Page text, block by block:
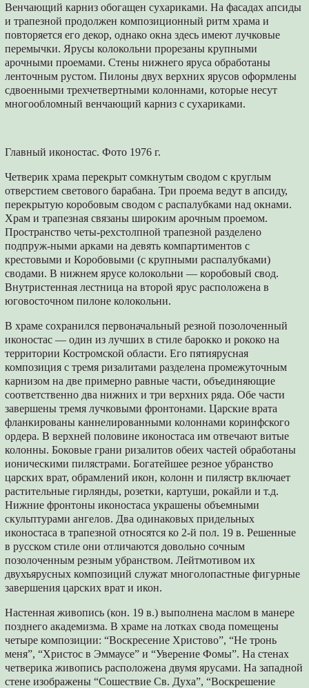
Венчающий карниз обогащен сухариками. На фасадах апсиды
и трапезной продолжен композиционный ритм храма и
повторяется его декор, однако окна здесь имеют лучковые
перемычки. Ярусы колокольни прорезаны крупными
арочными проемами. Стены нижнего яруса обработаны
ленточным рустом. Пилоны двух верхних ярусов оформлены
сдвоенными трехчетвертными колоннами, которые несут
многообломный венчающий карниз с сухариками.
Главный иконостас. Фото 1976 г.
Четверик храма перекрыт сомкнутым сводом с круглым
отверстием светового барабана. Три проема ведут в апсиду,
перекрытую коробовым сводом с распалубками над окнами.
Храм и трапезная связаны широким арочным проемом.
Пространство четы-рехстолпной трапезной разделено
подпруж-ными арками на девять компартиментов с
крестовыми и Коробовыми (с крупными распалубками)
сводами. В нижнем ярусе колокольни — коробовый свод.
Внутристенная лестница на второй ярус расположена в
юговосточном пилоне колокольни.
В храме сохранился первоначальный резной позолоченный
иконостас — один из лучших в стиле барокко и рококо на
территории Костромской области. Его пятиярусная
композиция с тремя ризалитами разделена промежуточным
карнизом на две примерно равные части, объединяющие
соответственно два нижних и три верхних ряда. Обе части
завершены тремя лучковыми фронтонами. Царские врата
фланкированы каннелированными колоннами коринфского
ордера. В верхней половине иконостаса им отвечают витые
колонны. Боковые грани ризалитов обеих частей обработаны
ионическими пилястрами. Богатейшее резное убранство
царских врат, обрамлений икон, колонн и пилястр включает
растительные гирлянды, розетки, картуши, рокайли и т.д.
Нижние фронтоны иконостаса украшены объемными
скульптурами ангелов. Два одинаковых придельных
иконостаса в трапезной относятся ко 2-й пол. 19 в. Решенные
в русском стиле они отличаются довольно сочным
позолоченным резным убранством. Лейтмотивом их
двухъярусных композиций служат многолопастные фигурные
завершения царских врат и икон.
Настенная живопись (кон. 19 в.) выполнена маслом в манере
позднего академизма. В храме на лотках свода помещены
четыре композиции: “Воскресение Христово”, “Не тронь
меня”, “Христос в Эммаусе” и “Уверение Фомы”. На стенах
четверика живопись расположена двумя ярусами. На западной
стене изображены “Сошествие Св. Духа”, “Воскрешение